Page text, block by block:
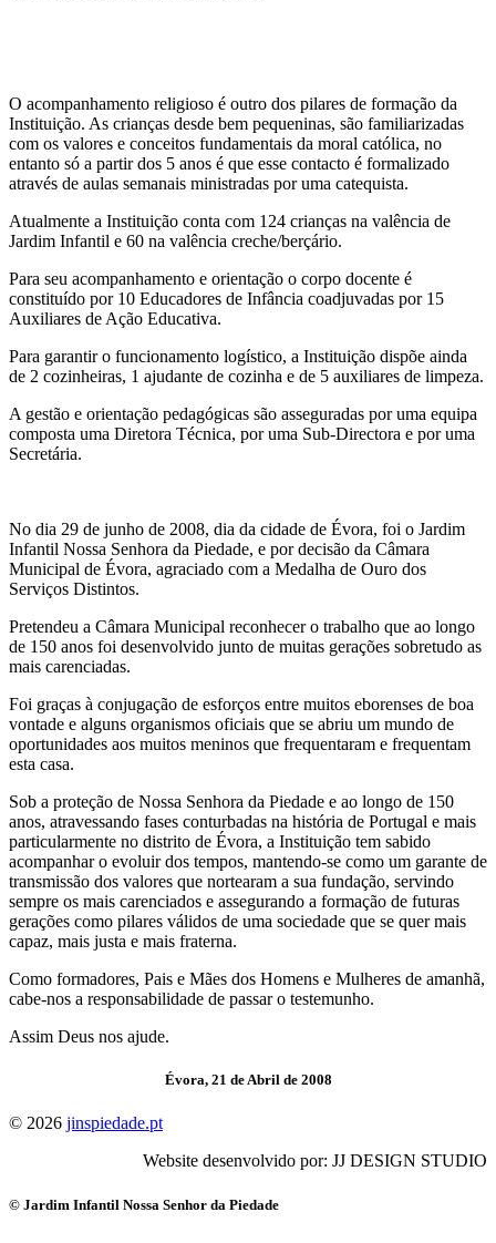
O acompanhamento religioso é outro dos pilares de formação da
Instituição. As crianças desde bem pequeninas, são familiarizadas
com os valores e conceitos fundamentais da moral católica, no
entanto só a partir dos 5 anos é que esse contacto é formalizado
através de aulas semanais ministradas por uma catequista.
Atualmente a Instituição conta com 124 crianças na valência de
Jardim Infantil e 60 na valência creche/berçário.
Para seu acompanhamento e orientação o corpo docente é
constituído por 10 Educadores de Infância coadjuvadas por 15
Auxiliares de Ação Educativa.
Para garantir o funcionamento logístico, a Instituição dispõe ainda
de 2 cozinheiras, 1 ajudante de cozinha e de 5 auxiliares de limpeza.
A gestão e orientação pedagógicas são asseguradas por uma equipa
composta uma Diretora Técnica, por uma Sub-Directora e por uma
Secretária.
No dia 29 de junho de 2008, dia da cidade de Évora, foi o Jardim
Infantil Nossa Senhora da Piedade, e por decisão da Câmara
Municipal de Évora, agraciado com a Medalha de Ouro dos
Serviços Distintos.
Pretendeu a Câmara Municipal reconhecer o trabalho que ao longo
de 150 anos foi desenvolvido junto de muitas gerações sobretudo as
mais carenciadas.
Foi graças à conjugação de esforços entre muitos eborenses de boa
vontade e alguns organismos oficiais que se abriu um mundo de
oportunidades aos muitos meninos que frequentaram e frequentam
esta casa.
Sob a proteção de Nossa Senhora da Piedade e ao longo de 150
anos, atravessando fases conturbadas na história de Portugal e mais
particularmente no distrito de Évora, a Instituição tem sabido
acompanhar o evoluir dos tempos, mantendo-se como um garante de
transmissão dos valores que nortearam a sua fundação, servindo
sempre os mais carenciados e assegurando a formação de futuras
gerações como pilares válidos de uma sociedade que se quer mais
capaz, mais justa e mais fraterna.
Como formadores, Pais e Mães dos Homens e Mulheres de amanhã,
cabe-nos a responsabilidade de passar o testemunho.
Assim Deus nos ajude.
Évora, 21 de Abril de 2008
© 2026 jinspiedade.pt
Website desenvolvido por: JJ DESIGN STUDIO
© Jardim Infantil Nossa Senhor da Piedade